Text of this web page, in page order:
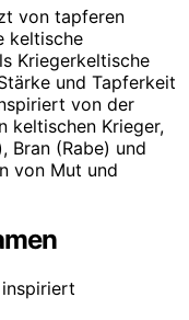
von tapferen
keltische
Kriegerkeltische
und Tapferkeit
von der
keltischen Krieger,
Bran (Rabe) und
von Mut und